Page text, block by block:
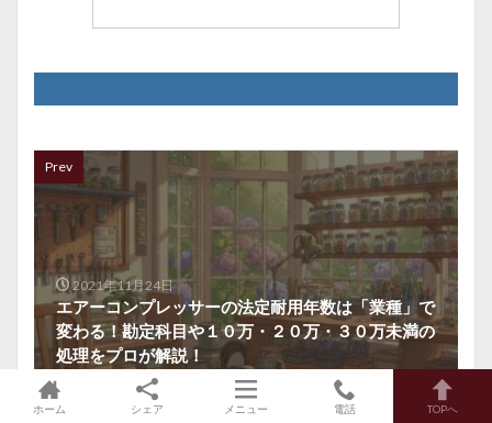
Prev
2021年11月24日
エアーコンプレッサーの法定耐用年数は「業種」で
変わる！勘定科目や１０万・２０万・３０万未満の
処理をプロが解説！
ホーム シェア メニュー 電話 TOPへ